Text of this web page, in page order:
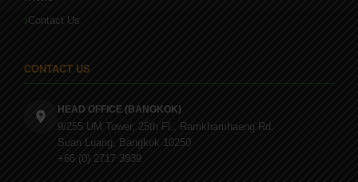
Contact Us
CONTACT US
HEAD OFFICE (BANGKOK)
9/255 UM Tower, 25th Fl., Ramkhamhaeng Rd.
Suan Luang, Bangkok 10250
+66 (0) 2717 3939